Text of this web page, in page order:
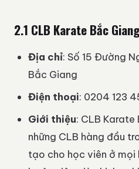
2.1 CLB Karate Bắc Giang
Địa chỉ: Số 15 Đường
Bắc Giang
Điện thoại: 0204 123
Giới thiệu: CLB
những CLB hàng đầu
tạo cho học viên ở mọi